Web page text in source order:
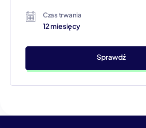
Czas trwania
12 miesięcy
Sprawdź